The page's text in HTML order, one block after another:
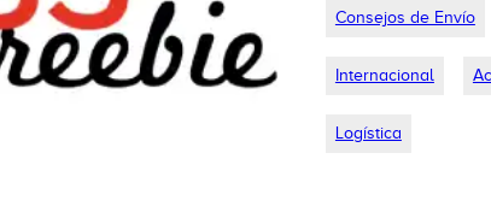
Consejos de Envío
Internacional
Logística